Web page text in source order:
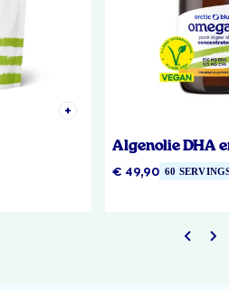
Algenolie DHA
€ 49,90 60